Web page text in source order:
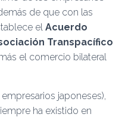
de que con las
el Acuerdo
Transpacífico
el comercio bilateral
japoneses),
ha existido en